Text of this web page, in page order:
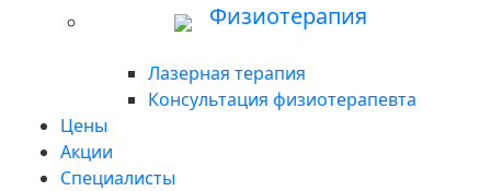
Физиотерапия
Лазерная терапия
Консультация физиотерапевта
Цены
Акции
Специалисты